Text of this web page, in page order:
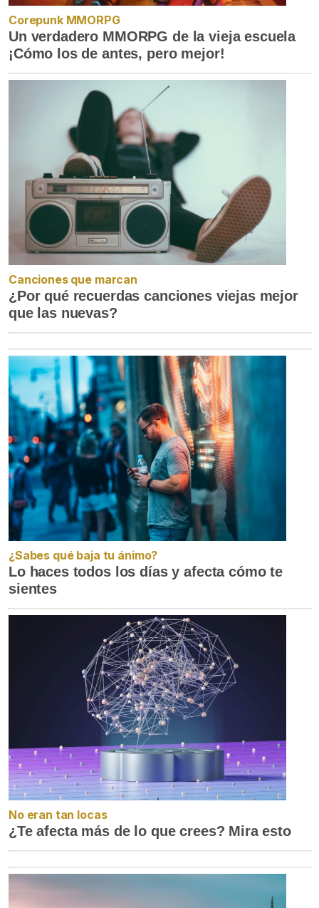
Corepunk MMORPG
Un verdadero MMORPG de la vieja escuela
¡Cómo los de antes, pero mejor!
Canciones que marcan
¿Por qué recuerdas canciones viejas mejor
que las nuevas?
¿Sabes qué baja tu ánimo?
Lo haces todos los días y afecta cómo te
sientes
No eran tan locas
¿Te afecta más de lo que crees? Mira esto